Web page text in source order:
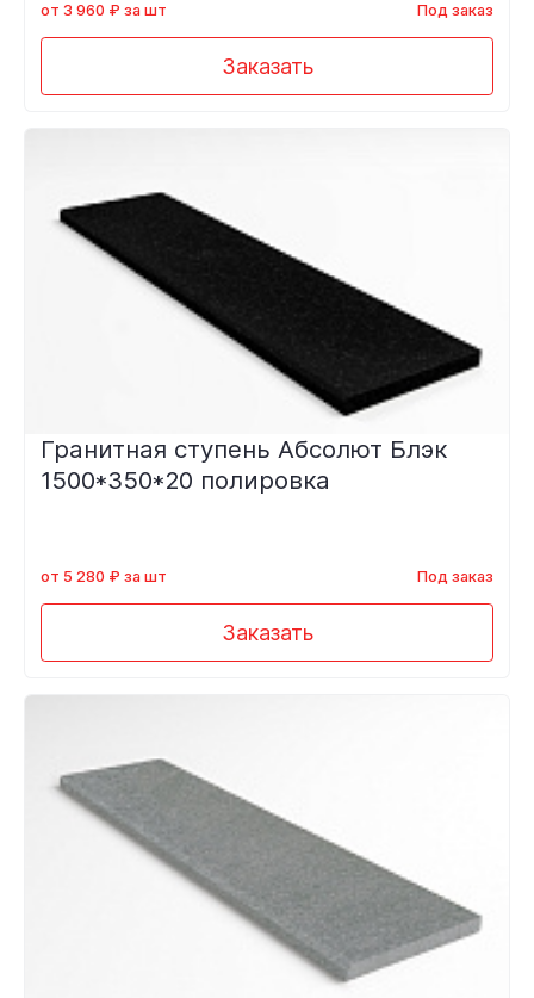
от 3 960 ₽ за шт Под заказ
Заказать
Гранитная ступень Абсолют Блэк
1500*350*20 полировка
от 5 280 ₽ за шт Под заказ
Заказать